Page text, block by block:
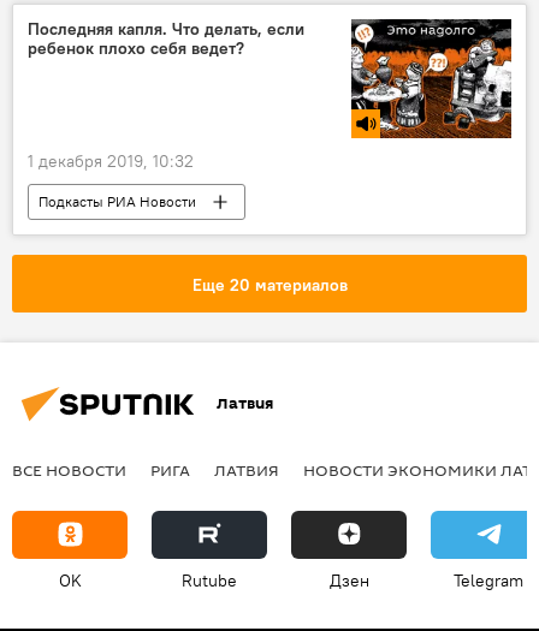
Последняя капля. Что делать, если
ребенок плохо себя ведет?
1 декабря 2019, 10:32
Подкасты РИА Новости
Радио Sputnik Латвия
ребенок
Еще 20 материалов
Латвия
ВСЕ НОВОСТИ РИГА ЛАТВИЯ НОВОСТИ ЭКОНОМИКИ
OK Rutube Дзен Telegram